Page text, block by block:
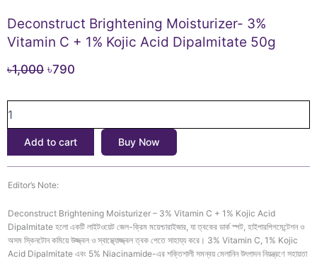
Deconstruct Brightening Moisturizer- 3%
Vitamin C + 1% Kojic Acid Dipalmitate 50g
৳1,000 Original
৳1,000.
৳790
৳790.
Brightening
+
Kojic
Acid
Dipalmitate
Add to cart Buy Now
Editor’s Note:
Deconstruct Brightening Moisturizer – 3% Vitamin C + 1% Kojic Acid
Dipalmitate হলো একটি লাইটওয়েট জেল-ক্রিম ময়েশ্চারাইজার, যা ত্বকের ডার্ক স্পট, হাইপারপিগমেন্টেশন ও
অসম স্কিনটোন কমিয়ে উজ্জ্বল ও স্বাস্থ্যোজ্জ্বল ত্বক পেতে সাহায্য করে। 3% Vitamin C, 1% Kojic
Acid Dipalmitate এবং 5% Niacinamide-এর শক্তিশালী সমন্বয় মেলানিন উৎপাদন নিয়ন্ত্রণে সহায়তা